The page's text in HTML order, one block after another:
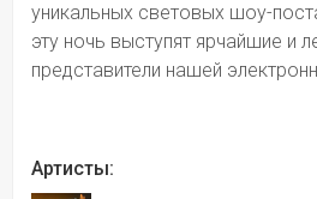
уникальных световых шоу-
эту ночь выступят ярчайшие и
представители нашей
Артисты: